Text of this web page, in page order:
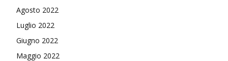
Agosto 2022
Luglio 2022
Giugno 2022
Maggio 2022